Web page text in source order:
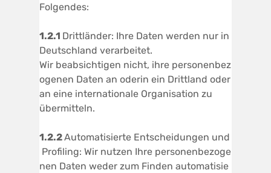
Folgendes:
1.2.1 Drittländer: Ihre Daten werden nur in
Deutschland verarbeitet.
Wir beabsichtigen nicht, ihre personenbez
ogenen Daten an oderin ein Drittland oder
an eine internationale Organisation zu
übermitteln.
1.2.2Automatisierte Entscheidungen und
Profiling: Wir nutzen Ihre personenbezoge
nen Daten weder zum Finden automatisie